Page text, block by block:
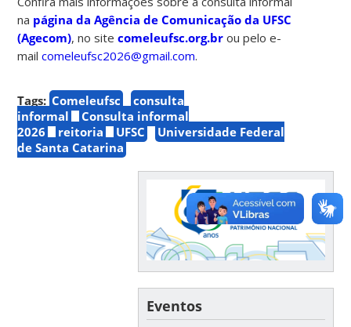
na página da Agência de Comunicação da UFSC
(Agecom), no sitecomeleufsc.org.br ou pelo e-
mailcomeleufsc2026@gmail.com.
Tags: Comeleufsc
consulta
informal
Consulta informal
2026
reitoria UFSC
Universidade Federal
de Santa Catarina
Eventos